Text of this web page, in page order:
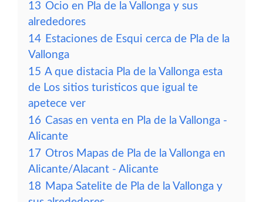
13 Ocio en Pla de la Vallonga y sus
alrededores
14 Estaciones de Esqui cerca de Pla de la
Vallonga
15 A que distacia Pla de la Vallonga esta
de Los sitios turisticos que igual te
apetece ver
16 Casas en venta en Pla de la Vallonga -
Alicante
17 Otros Mapas de Pla de la Vallonga en
Alicante/Alacant - Alicante
18 Mapa Satelite de Pla de la Vallonga y